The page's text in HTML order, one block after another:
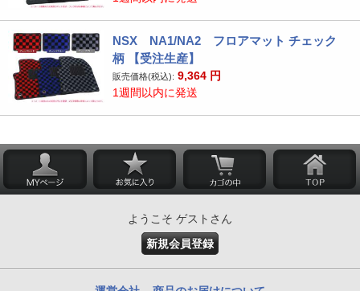
NSX NA1/NA2 フロアマット チェック
柄 【受注生産】
販売価格(税込): 9,364 円
1週間以内に発送
ようこそ ゲストさん
新規会員登録